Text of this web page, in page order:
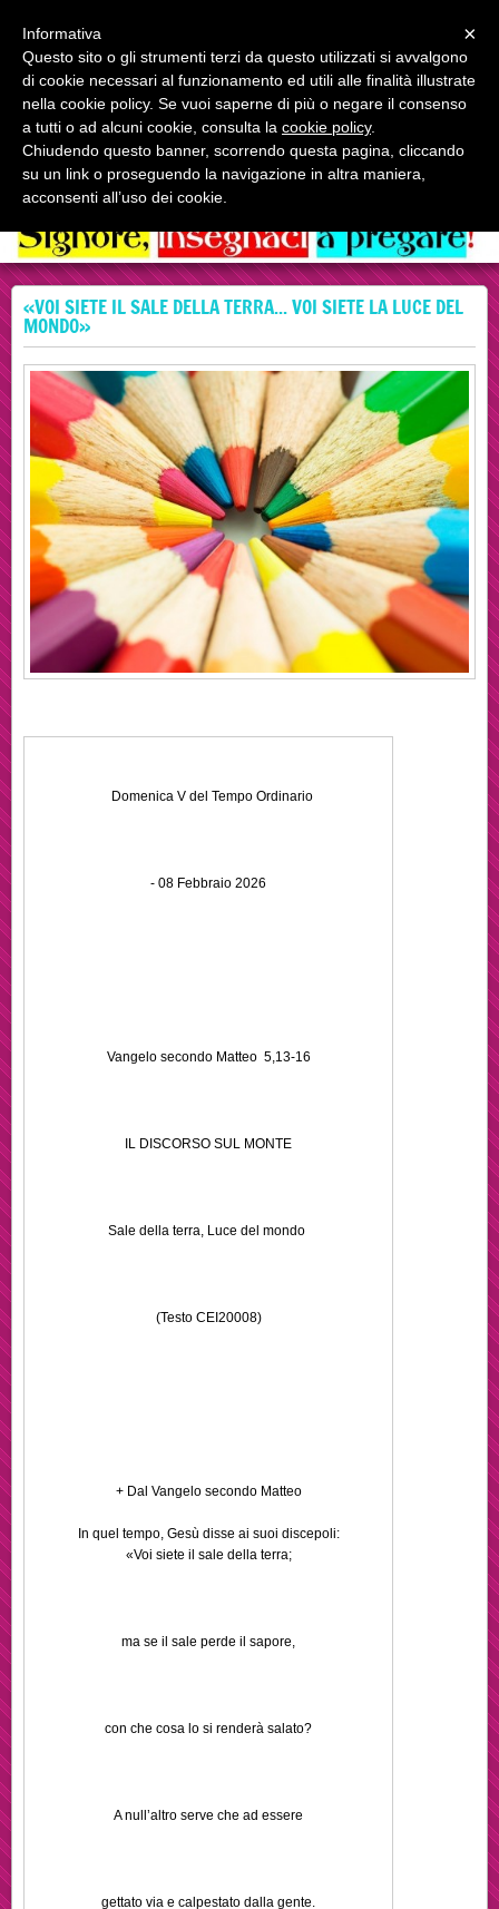
Fate discepoli tutti i popoli
Il Vangelo online
«VOI SIETE IL SALE DELLA TERRA... VOI SIETE LA LUCE DEL
MONDO»
Domenica V del Tempo Ordinario
- 08 Febbraio 2026
Vangelo secondo Matteo 5,13-16
IL DISCORSO SUL MONTE
Sale della terra, Luce del mondo
(Testo CEI20008)
+ Dal Vangelo secondo Matteo
In quel tempo, Gesù disse ai suoi discepoli:
«Voi siete il sale della terra;
ma se il sale perde il sapore,
con che cosa lo si renderà salato?
A null’altro serve che ad essere
gettato via e calpestato dalla gente.
×
Informativa
Questo sito o gli strumenti terzi da questo utilizzati si avvalgono
di cookie necessari al funzionamento ed utili alle finalità illustrate
nella cookie policy. Se vuoi saperne di più o negare il consenso
a tutti o ad alcuni cookie, consulta la cookie policy.
Chiudendo questo banner, scorrendo questa pagina, cliccando
su un link o proseguendo la navigazione in altra maniera,
acconsenti all’uso dei cookie.